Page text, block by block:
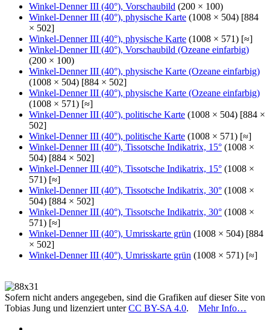
Winkel-Denner III (40°), Vorschaubild (200 × 100)
Winkel-Denner III (40°), physische Karte (1008 × 504) [884
× 502]
Winkel-Denner III (40°), physische Karte (1008 × 571) [≈]
Winkel-Denner III (40°), Vorschaubild (Ozeane einfarbig)
(200 × 100)
Winkel-Denner III (40°), physische Karte (Ozeane einfarbig)
(1008 × 504) [884 × 502]
Winkel-Denner III (40°), physische Karte (Ozeane einfarbig)
(1008 × 571) [≈]
Winkel-Denner III (40°), politische Karte (1008 × 504) [884 ×
502]
Winkel-Denner III (40°), politische Karte (1008 × 571) [≈]
Winkel-Denner III (40°), Tissotsche Indikatrix, 15° (1008 ×
504) [884 × 502]
Winkel-Denner III (40°), Tissotsche Indikatrix, 15° (1008 ×
571) [≈]
Winkel-Denner III (40°), Tissotsche Indikatrix, 30° (1008 ×
504) [884 × 502]
Winkel-Denner III (40°), Tissotsche Indikatrix, 30° (1008 ×
571) [≈]
Winkel-Denner III (40°), Umrisskarte grün (1008 × 504) [884
× 502]
Winkel-Denner III (40°), Umrisskarte grün (1008 × 571) [≈]
Sofern nicht anders angegeben, sind die Grafiken auf dieser Site von
Tobias Jung und lizenziert unterCC BY-SA 4.0. Mehr Info…